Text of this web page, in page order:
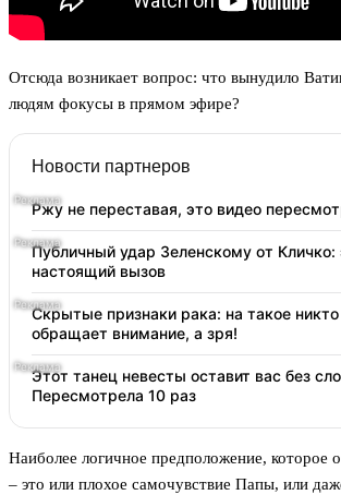
Отсюда возникает вопрос: что вынудило
людям фокусы в прямом эфире?
Новости партнеров
Ржу не переставая, это видео
Публичный удар Зеленскому от Кличко:
настоящий вызов
Скрытые признаки рака: на такое
обращает внимание, а зря!
Этот танец невесты оставит вас без
Пересмотрела 10 раз
Наиболее логичное предположение, которое
– это или плохое самочувствие Папы, или